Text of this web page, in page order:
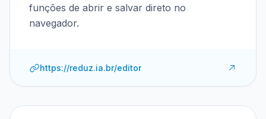
funções de abrir e salvar direto no
navegador.
https://reduz.ia.br/editor